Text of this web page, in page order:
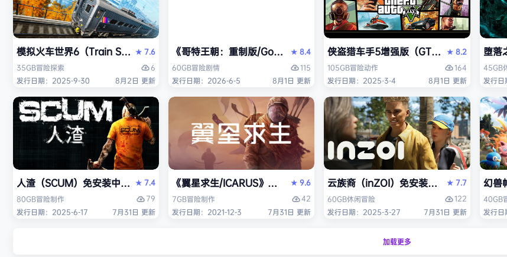
模拟火车世界6（Train Sim World 6）免安装中文版
★ 7.6
35GB冒险探索
6
发行日期：2025-9-30
8月2日 更新
《哥特王朝：重制版/Gothic 1 Remake》免安装中文版
★ 8.4
60GB冒险剧情
115
发行日期：2026-6-5
8月1日 更新
侠盗猎车手5增强版（GTA5增强版（
★8.2
105GB冒险动作
164
发行日期：2025-3-4
8月1日 更新
堕落
45GB
发行
人渣（SCUM）免安装中文版★ 7.4
80GB冒险制作
79
发行日期：2025-6-17
7月31日 更新
《翼星求生/ICARUS》免安装中文版
★ 9.6
7GB冒险制作
42
发行日期：2021-12-3
7月31日 更新
云族裔（inZOI）免安装中文版
★7.7
60GB休闲冒险
122
发行日期：2025-3-27
7月31日 更新
幻兽
40GB
发行
加载更多